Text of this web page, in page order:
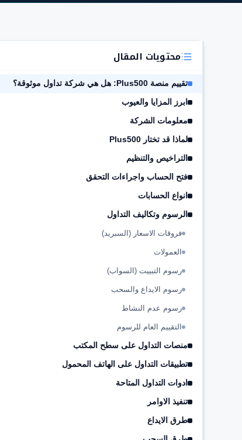
محتويات المقال
تقييم منصة Plus500: هل هي شركة تداول موثوقة؟
ابرز المزايا والعيوب
معلومات الشركة
لماذا قد تختار Plus500
التراخيص والتنظيم
فتح الحساب واجراءات التحقق
انواع الحسابات
الرسوم وتكاليف التداول
فروقات الاسعار (السبريد)
العمولات
رسوم التبييت (السواب)
رسوم الايداع والسحب
رسوم عدم النشاط
التقييم العام للرسوم
منصات التداول على سطح المكتب
تطبيقات التداول على الهاتف المحمول
ادوات التداول المتاحة
تنفيذ الاوامر
طرق الايداع